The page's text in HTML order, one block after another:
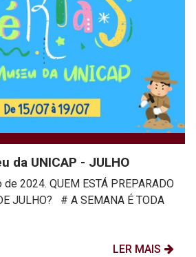
da UNICAP - JULHO
PREPARADO
SEMANA É TODA
LER MAIS